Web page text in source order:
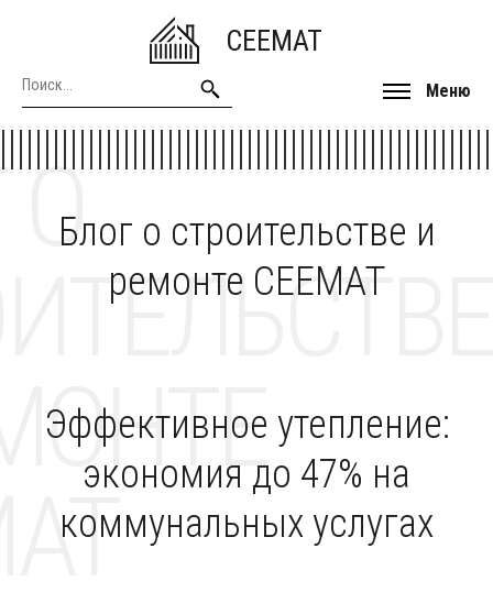
CEEMAT
Меню
Блог о строительстве и
ремонте CEEMAT
О
Эффективное утепление:
экономия до 47% на
коммунальных услугах